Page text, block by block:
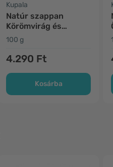
Kupala
Natúr szappan
Körömvirág és
Citromfű
100 g
4.290 Ft
Kosárba